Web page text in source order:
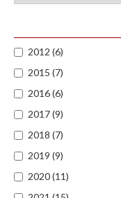
2012 (6)
2015 (7)
2016 (6)
2017 (9)
2018 (7)
2019 (9)
2020 (11)